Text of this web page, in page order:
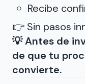
Recibe
👉 Sin pasos
💡 Antes de
de que tu
convierte.